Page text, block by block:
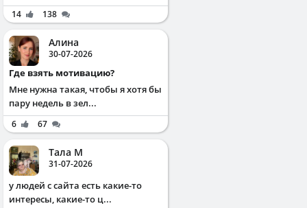
14 138
Алина
30-07-2026
Где взять мотивацию?
Мне нужна такая, чтобы я хотя бы
пару недель в зел...
6 67
Тала М
31-07-2026
у людей с сайта есть какие-то
интересы, какие-то ц...